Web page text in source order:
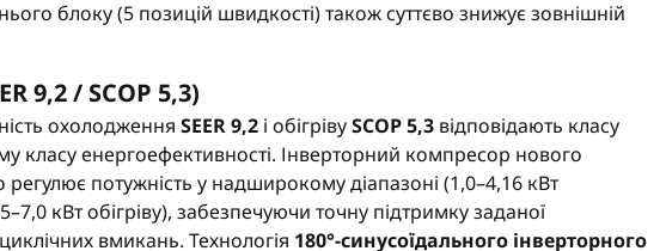
блоку (5 позицій швидкості) також суттєво знижує зовнішній
9,2 / SCOP 5,3)
охолодження SEER 9,2 і обігрівуSCOP 5,3 відповідають класу
класу енергоефективності. Інверторний компресор нового
потужність у надширокому діапазоні (1,0–4,16 кВт
кВт обігріву), забезпечуючи точну підтримку заданої
вмикань. Технологія 180°-синусоїдального інверторного